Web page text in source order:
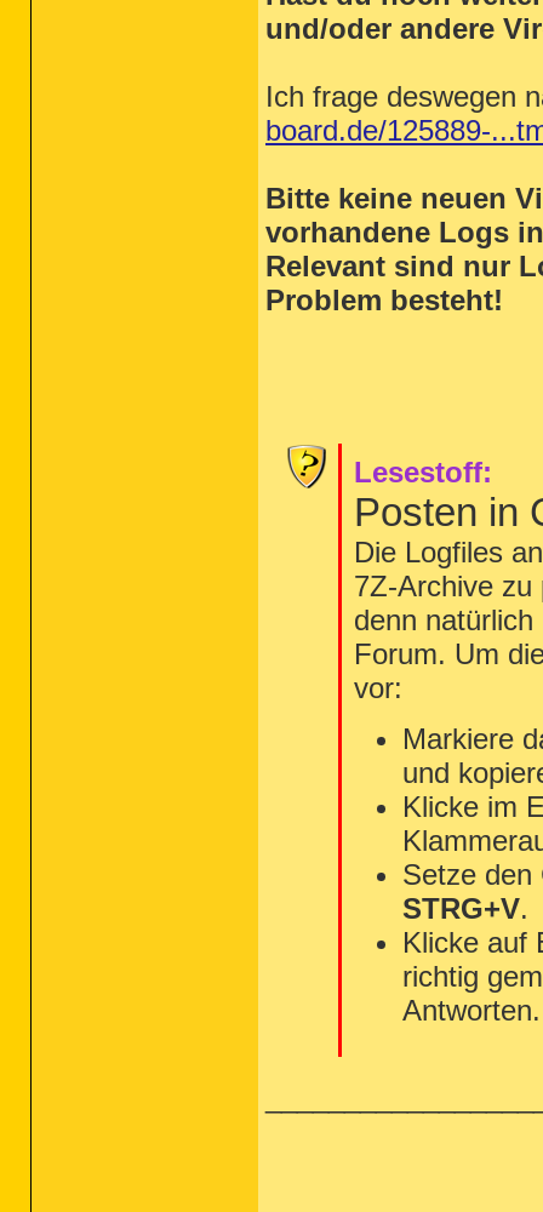
und/oder andere
Ich frage deswegen
board.de/125889-
Bitte keine neuen
vorhandene Logs
Relevant sind nur
Problem besteht!
Lesestoff:
Posten in
Die Logfiles
7Z-Archive zu
denn
Forum. Um
vor:
Markiere
und
Klicke im
Setze den
STRG+V.
Klicke auf
richtig
Antworten.